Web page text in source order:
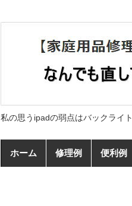
私の思うipadの弱点はバックライト
ホーム 修理例 便利例